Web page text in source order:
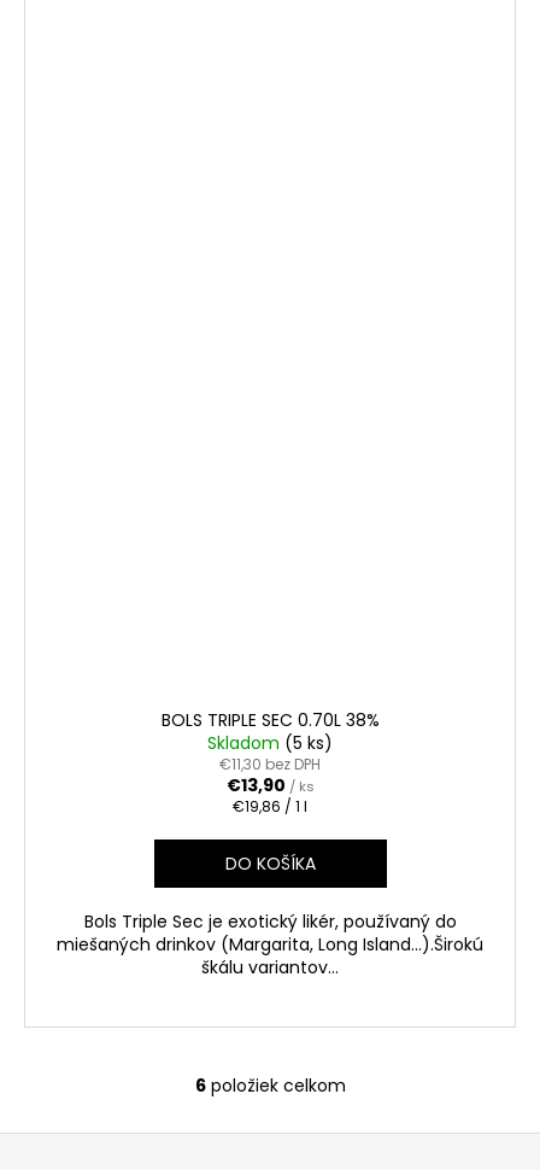
BOLS TRIPLE SEC 0.70L 38%
Skladom (5 ks)
€11,30 bez DPH
€13,90 / ks
Jednotková
€19,86 / 1 l
DO KOŠÍKA
Bols Triple Sec je exotický likér, používaný do
miešaných drinkov (Margarita, Long Island...).Širokú
škálu variantov...
O
v
6položiek celkom
Z